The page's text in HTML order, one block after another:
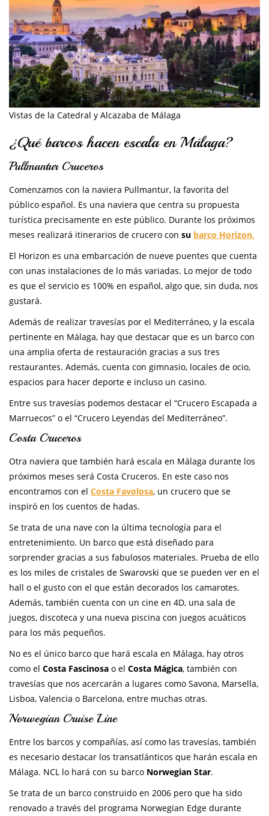
Vistas de la Catedral y Alcazaba de Málaga
¿Qué barcos hacen escala en Málaga?
Pullmantur Cruceros
Comenzamos con la naviera Pullmantur, la favorita del
público español. Es una naviera que centra su propuesta
turística precisamente en este público. Durante los próximos
meses realizará itinerarios de crucero con su barco Horizon.
El Horizon es una embarcación de nueve puentes que cuenta
con unas instalaciones de lo más variadas. Lo mejor de todo
es que el servicio es 100% en español, algo que, sin duda, nos
gustará.
Además de realizar travesías por el Mediterráneo, y la escala
pertinente en Málaga, hay que destacar que es un barco con
una amplia oferta de restauración gracias a sus tres
restaurantes. Además, cuenta con gimnasio, locales de ocio,
espacios para hacer deporte e incluso un casino.
Entre sus travesías podemos destacar el “Crucero Escapada a
Marruecos” o el “Crucero Leyendas del Mediterráneo”.
Costa Cruceros
Otra naviera que también hará escala en Málaga durante los
próximos meses será Costa Cruceros. En este caso nos
encontramos con el Costa Favolosa, un crucero que se
inspiró en los cuentos de hadas.
Se trata de una nave con la última tecnología para el
entretenimiento. Un barco que está diseñado para
sorprender gracias a sus fabulosos materiales. Prueba de ello
es los miles de cristales de Swarovski que se pueden ver en el
hall o el gusto con el que están decorados los camarotes.
Además, también cuenta con un cine en 4D, una sala de
juegos, discoteca y una nueva piscina con juegos acuáticos
para los más pequeños.
No es el único barco que hará escala en Málaga, hay otros
como el Costa Fascinosa o el Costa Mágica, también con
travesías que nos acercarán a lugares como Savona, Marsella,
Lisboa, Valencia o Barcelona, entre muchas otras.
Norwegian Cruise Line
Entre los barcos y compañías, así como las travesías, también
es necesario destacar los transatlánticos que harán escala en
Málaga. NCL lo hará con su barco Norwegian Star.
Se trata de un barco construido en 2006 pero que ha sido
renovado a través del programa Norwegian Edge durante